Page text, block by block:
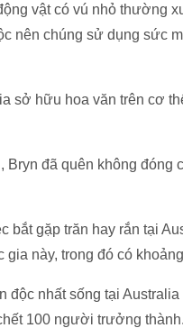
vật có vú nhỏ thường
nên chúng sử dụng sức
sở hữu hoa văn trên cơ
Bryn đã quên không đóng
bắt gặp trăn hay rắn tại
gia này, trong đó có
độc nhất sống tại
100 người trưởng